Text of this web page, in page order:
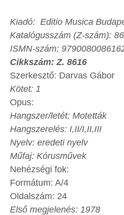
Kiadó: Editio Musica
Katalógusszám (Z-szám):
ISMN-szám:
Cikkszám: Z. 8616
Szerkesztő: Darvas Gábor
Kötet: 1
Opus:
Hangszer/letét: Motetták
Hangszerelés: I,II/I,II,III
Nyelv: eredeti nyelv
Műfaj: Kórusművek
Nehézségi fok:
Formátum: A/4
Oldalszám: 24
Első megjelenés: 1978